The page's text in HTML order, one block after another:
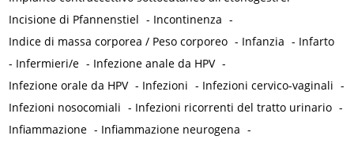
Incisione di Pfannenstiel - Incontinenza -
Indice di massa corporea / Peso corporeo - Infanzia - Infarto
- Infermieri/e - Infezione anale da HPV -
Infezione orale da HPV - Infezioni - Infezioni cervico-vaginali -
Infezioni nosocomiali - Infezioni ricorrenti del tratto urinario -
Infiammazione - Infiammazione neurogena -